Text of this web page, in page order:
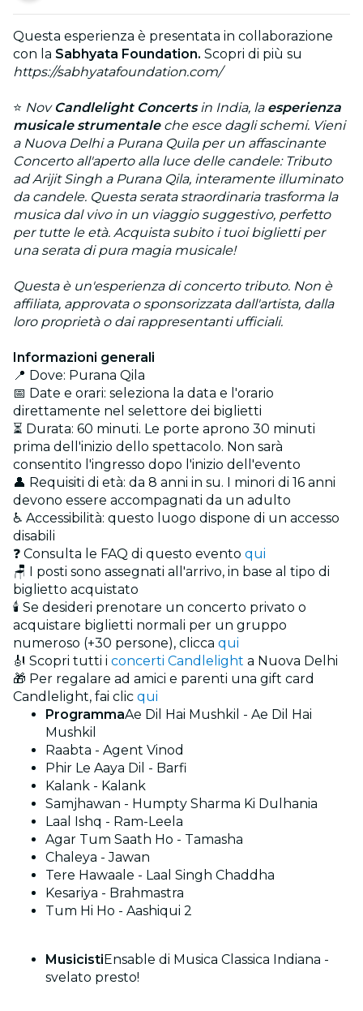
Questa esperienza è presentata in collaborazione
con la Sabhyata Foundation. Scopri di più su
https://sabhyatafoundation.com/
⭐ Nov Candlelight Concertsin India, la esperienza
musicale strumentaleche esce dagli schemi. Vieni
a Nuova Delhi a Purana Quila per un affascinante
Concerto all'aperto alla luce delle candele: Tributo
ad Arijit Singh a Purana Qila, interamente illuminato
da candele. Questa serata straordinaria trasforma la
musica dal vivo in un viaggio suggestivo, perfetto
per tutte le età. Acquista subito i tuoi biglietti per
una serata di pura magia musicale!
Questa è un'esperienza di concerto tributo. Non è
affiliata, approvata o sponsorizzata dall'artista, dalla
loro proprietà o dai rappresentanti ufficiali.
Informazioni generali
📍 Dove: Purana Qila
📅 Date e orari: seleziona la data e l'orario
direttamente nel selettore dei biglietti
⏳ Durata: 60 minuti. Le porte aprono 30 minuti
prima dell'inizio dello spettacolo. Non sarà
consentito l'ingresso dopo l'inizio dell'evento
👤 Requisiti di età: da 8 anni in su. I minori di 16 anni
devono essere accompagnati da un adulto
♿ Accessibilità: questo luogo dispone di un accesso
disabili
❓ Consulta le FAQ di questo evento qui
🪑 I posti sono assegnati all'arrivo, in base al tipo di
biglietto acquistato
🕯️ Se desideri prenotare un concerto privato o
acquistare biglietti normali per un gruppo
numeroso (+30 persone), clicca qui
🎻 Scopri tutti i concerti Candlelight a Nuova Delhi
🎁 Per regalare ad amici e parenti una gift card
Candlelight, fai clic qui
ProgrammaAe Dil Hai Mushkil - Ae Dil Hai
Mushkil
Raabta - Agent Vinod
Phir Le Aaya Dil - Barfi
Kalank - Kalank
Samjhawan - Humpty Sharma Ki Dulhania
Laal Ishq - Ram-Leela
Agar Tum Saath Ho - Tamasha
Chaleya - Jawan
Tere Hawaale - Laal Singh Chaddha
Kesariya - Brahmastra
Tum Hi Ho - Aashiqui 2
Musicisti Ensable di Musica Classica Indiana -
svelato presto!